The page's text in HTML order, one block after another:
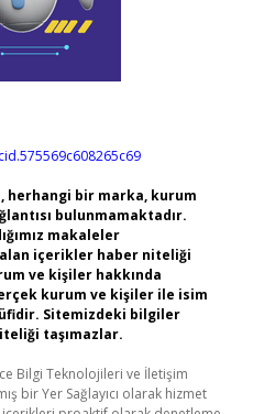
herhangi bir marka, kurum
bulunmamaktadır.
makaleler
içerikler haber niteliği
ve kişiler hakkında
kurum ve kişiler ile isim
Sitemizdeki bilgiler
taşımazlar.
Bilgi Teknolojileri ve İletişim
bir Yer Sağlayıcı olarak hizmet